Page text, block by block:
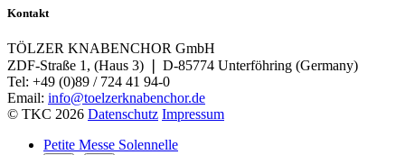
Kontakt
TÖLZER KNABENCHOR GmbH
ZDF-Straße 1, (Haus 3) ❘ D-85774 Unterföhring (Germany)
Tel: +49 (0)89 / 724 41 94-0
Email: info@toelzerknabenchor.de
© TKC 2026 Datenschutz Impressum
Petite Messe Solennelle